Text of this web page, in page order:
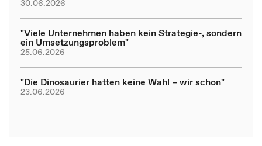
30.06.2026
"Viele Unternehmen haben kein Strategie-, sondern
ein Umsetzungsproblem"
25.06.2026
"Die Dinosaurier hatten keine Wahl – wir schon"
23.06.2026